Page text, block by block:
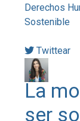
Derechos
Sostenible
Twittear
La
ser